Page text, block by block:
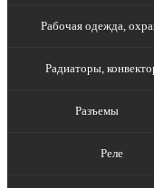
Рабочая одежда,
Радиаторы,
Разъемы
Реле